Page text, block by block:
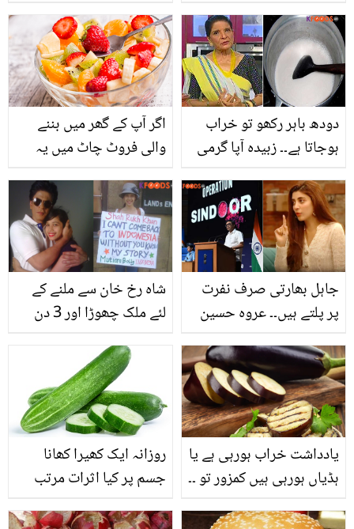
صارفین نے بھی کلاس لے
لی
کئی یہ ٹپس آزمائیں اور ان
کی کالی رنگت سے نجات
پائیں
اگر آپ کے گھر میں بننے
والی فروٹ چاٹ میں یہ
۔۔۔ جانیں فروٹ چاٹ میں
کون سے پھل شامل کرنا
خطرناک ثابت ہو سکتا ہے؟
دودھ باہر رکھو تو خراب
ہوجاتا ہے۔۔ زبیدہ آپا گرمی
سے بچانے کی کون سی اہم
ٹپ بتاتی تھیں؟
شاہ رخ خان سے ملنے کے
لئے ملک چھوڑا اور 3 دن
رخ خان نے انڈونیشئین
لڑکی سے مل کر کیا کہا؟
دلچسپ کہانی
جاہل بھارتی صرف نفرت
پر پلتے ہیں۔۔ عروہ حسین
اوقات یاد دلا دی
روزانہ ایک کھیرا کھانا
جسم پر کیا اثرات مرتب
یادداشت خراب ہورہی ہے یا
ہڈیاں ہورہی ہیں کمزور تو ۔۔